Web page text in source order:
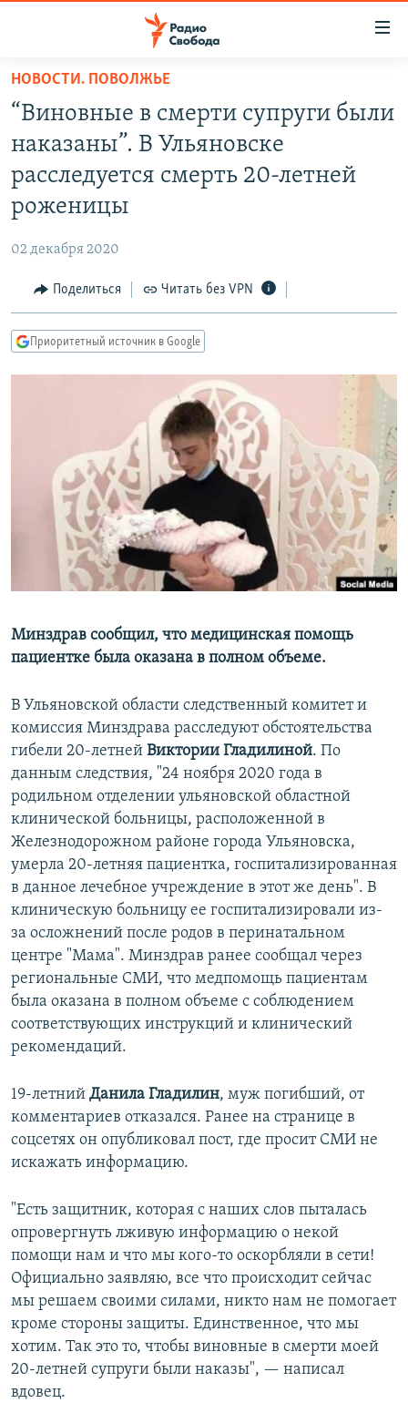
упрощенного
доступа
основному
содержанию
Вернутся
навигации
Вернутся
ПРОГРАММЫ
КУЛЬТУРА
IDEL.РЕАЛИИ
КАВКАЗ.РЕАЛИИ
РАСПИСАНИЕ ВЕЩАНИЯ
ПОДПИШИТЕСЬ НА РАССЫЛКУ
СОЦИАЛЬНЫЕ СЕТИ
Все сайты РСЕ/РС
НОВОСТИ. ПОВОЛЖЬЕ
“Виновные в смерти супруги были
наказаны”. В Ульяновске
расследуется смерть 20-летней
роженицы
02 декабря 2020
Поделиться Читать без VPN
Приоритетный источник в Google
Минздрав сообщил, что медицинская помощь
пациентке была оказана в полном объеме.
В Ульяновской области следственный комитет и
комиссия Минздрава расследуют обстоятельства
гибели 20-летней Виктории Гладилиной. По
данным следствия, "24 ноября 2020 года в
родильном отделении ульяновской областной
клинической больницы, расположенной в
Железнодорожном районе города Ульяновска,
умерла 20-летняя пациентка, госпитализированная
в данное лечебное учреждение в этот же день". В
клиническую больницу ее госпитализировали из-
за осложнений после родов в перинатальном
центре "Мама". Минздрав ранее сообщал через
региональные СМИ, что медпомощь пациентам
была оказана в полном объеме с соблюдением
соответствующих инструкций и клинический
рекомендаций.
19-летний Данила Гладилин, муж погибший, от
комментариев отказался. Ранее на странице в
соцсетях он опубликовал пост, где просит СМИ не
искажать информацию.
"Есть защитник, которая с наших слов пыталась
опровергнуть лживую информацию о некой
помощи нам и что мы кого-то оскорбляли в сети!
Официально заявляю, все что происходит сейчас
мы решаем своими силами, никто нам не помогает
кроме стороны защиты. Единственное, что мы
хотим. Так это то, чтобы виновные в смерти моей
20-летней супруги были наказы", — написал
вдовец.